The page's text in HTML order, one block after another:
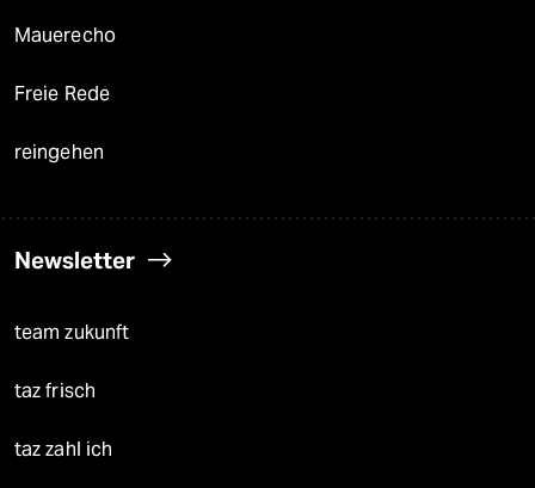
Mauerecho
Freie Rede
reingehen
Newsletter
team zukunft
taz frisch
taz zahl ich